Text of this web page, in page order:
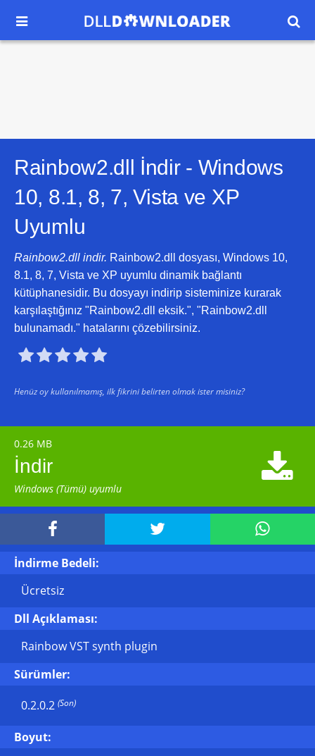
 
Rainbow2.dll İndir - Windows
10, 8.1, 8, 7, Vista ve XP
Uyumlu
Rainbow2.dll indir. Rainbow2.dll dosyası, Windows 10,
8.1, 8, 7, Vista ve XP uyumlu dinamik bağlantı
kütüphanesidir. Bu dosyayı indirip sisteminize kurarak
karşılaştığınız "Rainbow2.dll eksik.", "Rainbow2.dll
bulunamadı." hatalarını çözebilirsiniz.

Henüz oy kullanılmamış, ilk fikrini belirten olmak ister misiniz?
0.26 MB
İndir
Windows (Tümü) uyumlu

  
İndirme Bedeli:
Ücretsiz
Dll Açıklaması:
Rainbow VST synth plugin
Sürümler:
0.2.0.2 (Son)
Boyut: